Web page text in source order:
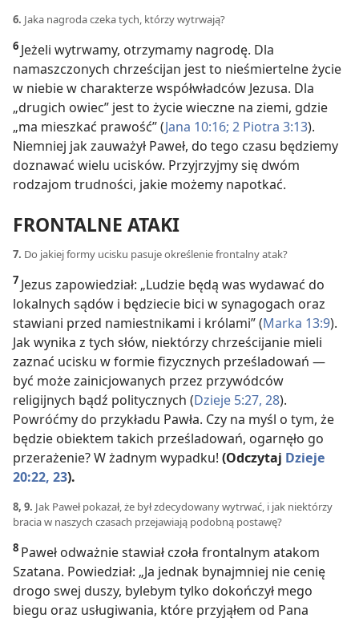
6. Jaka nagroda czeka tych, którzy wytrwają?
6 Jeżeli wytrwamy, otrzymamy nagrodę. Dla
namaszczonych chrześcijan jest to nieśmiertelne życie
w niebie w charakterze współwładców Jezusa. Dla
„drugich owiec” jest to życie wieczne na ziemi, gdzie
„ma mieszkać prawość” (Jana 10:16; 2 Piotra 3:13).
Niemniej jak zauważył Paweł, do tego czasu będziemy
doznawać wielu ucisków. Przyjrzyjmy się dwóm
rodzajom trudności, jakie możemy napotkać.
FRONTALNE ATAKI
7. Do jakiej formy ucisku pasuje określenie frontalny atak?
7 Jezus zapowiedział: „Ludzie będą was wydawać do
lokalnych sądów i będziecie bici w synagogach oraz
stawiani przed namiestnikami i królami” (Marka 13:9).
Jak wynika z tych słów, niektórzy chrześcijanie mieli
zaznać ucisku w formie fizycznych prześladowań —
być może zainicjowanych przez przywódców
religijnych bądź politycznych (Dzieje 5:27, 28).
Powróćmy do przykładu Pawła. Czy na myśl o tym, że
będzie obiektem takich prześladowań, ogarnęło go
przerażenie? W żadnym wypadku! (Odczytaj Dzieje
20:22, 23).
8, 9. Jak Paweł pokazał, że był zdecydowany wytrwać, i jak niektórzy
bracia w naszych czasach przejawiają podobną postawę?
8 Paweł odważnie stawiał czoła frontalnym atakom
Szatana. Powiedział: „Ja jednak bynajmniej nie cenię
drogo swej duszy, bylebym tylko dokończył mego
biegu oraz usługiwania, które przyjąłem od Pana